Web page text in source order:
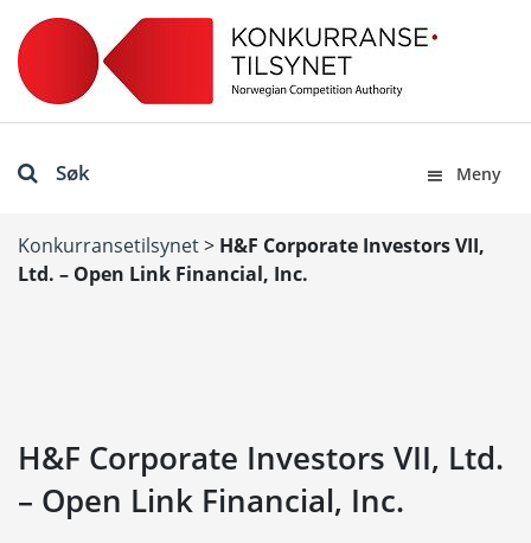
Søk Meny
Konkurransetilsynet> H&F Corporate Investors VII,
Ltd. – Open Link Financial, Inc.
H&F Corporate Investors VII, Ltd.
– Open Link Financial, Inc.